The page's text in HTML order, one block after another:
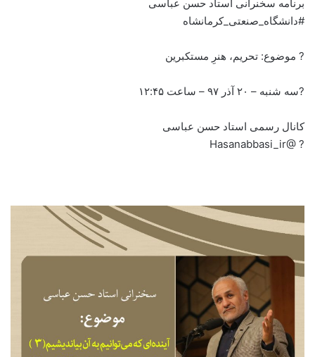
برنامه سخنرانی استاد حسن عباسی
#دانشگاه_صنعتی_کرمانشاه
? موضوع: تحریم، هنرِ مستکبرین
?سه شنبه – ۲۰ آذر ۹۷ – ساعت ۱۲:۴۵
کانال رسمی استاد حسن عباسی
? @Hasanabbasi_ir